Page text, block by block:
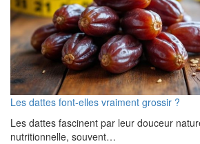
Les dattes font-elles vraiment grossir ?
Les dattes fascinent par leur douceur
nutritionnelle, souvent…